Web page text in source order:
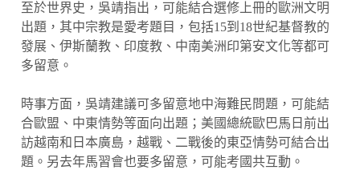
至於世界史，吳靖指出，可能結合選修上冊的歐洲文明
出題，其中宗教是愛考題目，包括15到18世紀基督教的
發展、伊斯蘭教、印度教、中南美洲印第安文化等都可
多留意。
時事方面，吳靖建議可多留意地中海難民問題，可能結
合歐盟、中東情勢等面向出題；美國總統歐巴馬日前出
訪越南和日本廣島，越戰、二戰後的東亞情勢可結合出
題。另去年馬習會也要多留意，可能考國共互動。